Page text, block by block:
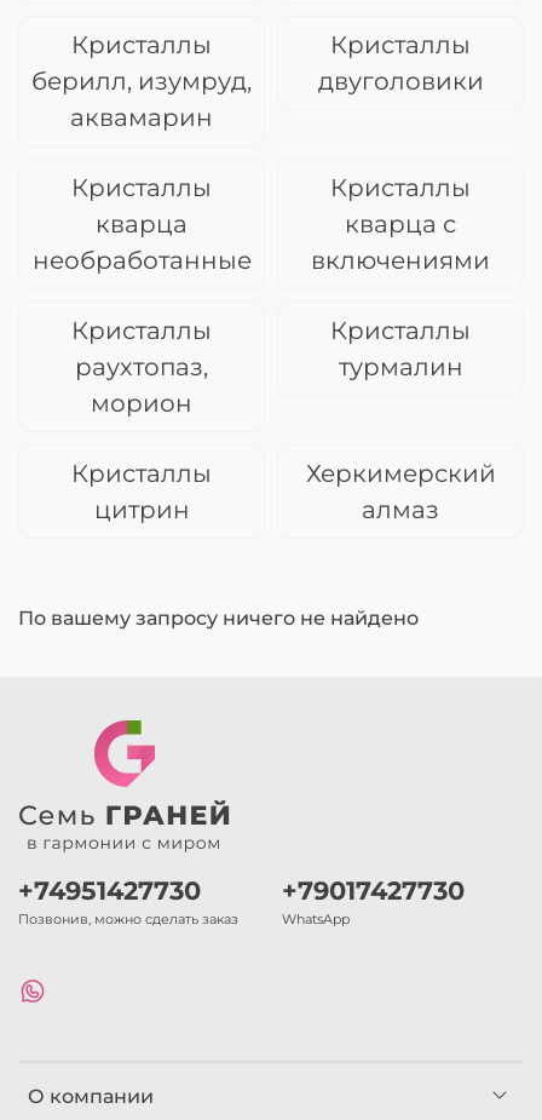
Кристаллы
берилл, изумруд,
аквамарин
Кристаллы
двуголовики
Кристаллы
кварца
необработанные
Кристаллы
кварца с
включениями
Кристаллы
раухтопаз,
морион
Кристаллы
турмалин
Кристаллы
цитрин
Херкимерский
алмаз
По вашему запросу ничего не найдено
О компании
+74951427730
Позвонив, можно сделать заказ
+79017427730
WhatsApp